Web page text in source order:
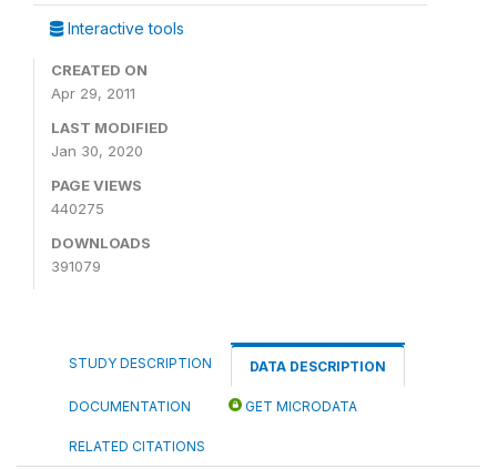
Interactive tools
CREATED ON
Apr 29, 2011
LAST MODIFIED
Jan 30, 2020
PAGE VIEWS
440275
DOWNLOADS
391079
STUDY DESCRIPTION DATA DESCRIPTION
DOCUMENTATION GET MICRODATA
RELATED CITATIONS